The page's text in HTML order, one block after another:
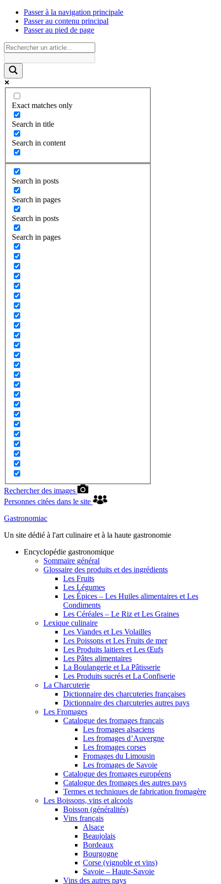
Passer à la navigation principale
Passer au contenu principal
Passer au pied de page
Exact matches only
Search in title
Search in content
Search in posts
Search in pages
Search in posts
Search in pages
Rechercher des images
Personnes citées dans le site
Gastronomiac
Un site dédié à l'art culinaire et à la haute gastronomie
Encyclopédie gastronomique
Sommaire général
Glossaire des produits et des ingrédients
Les Fruits
Les Légumes
Les Épices – Les Huiles alimentaires et Les
Condiments
Les Céréales – Le Riz et Les Graines
Lexique culinaire
Les Viandes et Les Volailles
Les Poissons et Les Fruits de mer
Les Produits laitiers et Les Œufs
Les Pâtes alimentaires
La Boulangerie et La Pâtisserie
Les Produits sucrés et La Confiserie
La Charcuterie
Dictionnaire des charcuteries françaises
Dictionnaire des charcuteries autres pays
Les Fromages
Catalogue des fromages français
Les fromages alsaciens
Les fromages d’Auvergne
Les fromages corses
Fromages du Limousin
Les fromages de Savoie
Catalogue des fromages européens
Catalogue des fromages des autres pays
Termes et techniques de fabrication fromagère
Les Boissons, vins et alcools
Boisson (généralités)
Vins français
Alsace
Beaujolais
Bordeaux
Bourgogne
Corse (vignoble et vins)
Savoie – Haute-Savoie
Vins des autres pays